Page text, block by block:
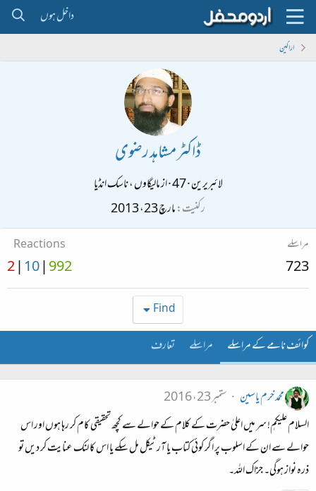
داخل ہوں
اراکین
ڈاکٹر مشاہد رضوی
لائبریرین·
47
·ازمالیگاوں ، ناسک انڈیا
رکنیت مارچ 23، 2013
مراسلے
723
Reactions
992
10
2
Find
کوائف نامے کے مراسلے مراسلے تعارف
محمد خرم یاسین
ستمبر 23، 2016
السلام علیکمٖ! سر میں اعلیٰ حضرت کے کلام کے حوالے سے کچھ تحقیقی کام کر رہا ہوں اور اس
حوالے سے ان کے اسلوب پر اگر کوئی کتاب یا آرٹیکل مل سکے یا اس کا لنک عنایت کر دیں تو
ذرہ نواز ہوگی۔ جزاک اللہ۔